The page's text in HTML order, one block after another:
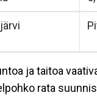
ja taitoa
rata